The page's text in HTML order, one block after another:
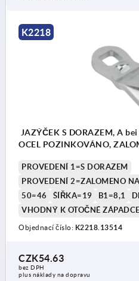
K2218
JAZÝČEK S DORAZEM, A
OCEL POZINKOVÁNO,
PROVEDENÍ 1=S DORAZEM
PROVEDENÍ 2=ZALOMENO
50=46
ŠÍŘKA=19 B1=8,1
VHODNÝ K OTOČNÉ
Objednací číslo: K2218.13514
CZK54.63
bez DPH
plus náklady na dopravu